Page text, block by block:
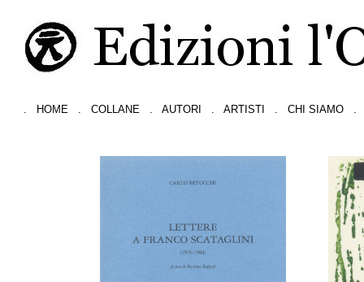
HOME COLLANE AUTORI ARTISTI CHI SIAMO